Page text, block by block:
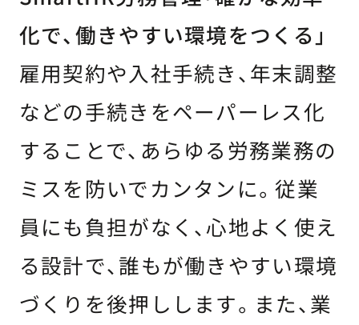
化で、働きやすい環境をつくる」
雇用契約や入社手続き、年末調整
などの手続きをペーパーレス化
することで、あらゆる労務業務の
ミスを防いでカンタンに。従業
員にも負担がなく、心地よく使え
る設計で、誰もが働きやすい環境
づくりを後押しします。また、業